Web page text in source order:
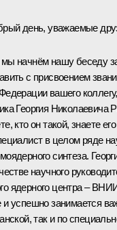
день, уважаемые
начнём нашу беседу
с присвоением
вашего
Георгия Николаевича
кто он такой, знаете
в целом ряде
синтеза.
научного
ядерного центра –
и успешно занимается
так и по